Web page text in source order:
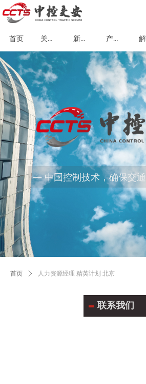
首页 关于我们 新闻动态 产品中心
— 中国控制技术，确保交
首页 ꄲ 人力资源经理 精英计划 北京
联系我们